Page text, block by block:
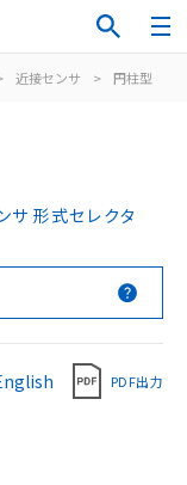
近接センサ > 円柱型
サ 形式セレクタ
PDF出力